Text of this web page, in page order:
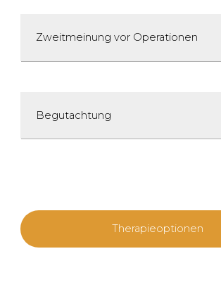
Zweitmeinung vor Operationen
Begutachtung
Therapie­optionen